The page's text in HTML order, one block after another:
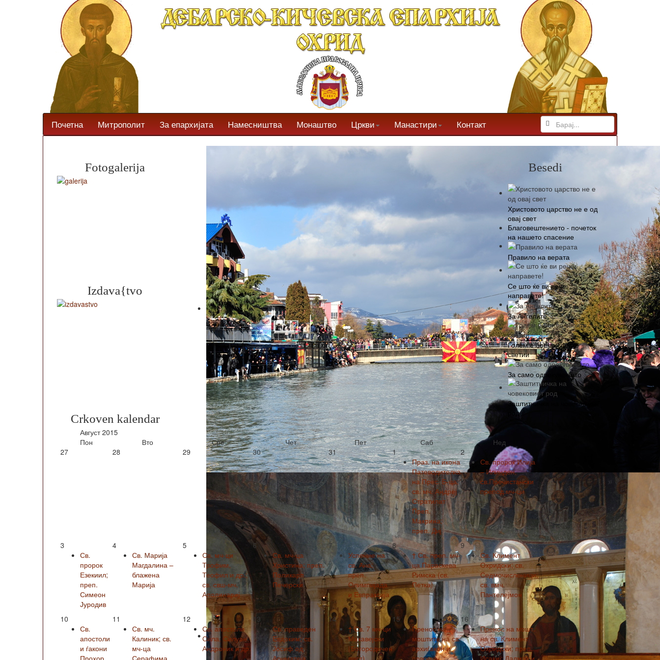
Почетна Митрополит За епархијата Намесништва Монаштво Цркви Манастири Контакт
Fotogalerija
Izdava{tvo
Crkoven kalendar
Август 2015
Пон
Вто Сре Чет Пет Саб
Нед
27
28 29 30 31
1
Праз. на икона
Патеводителка
на Прес. Б-ца;
св. мч. Андреј
Стратилат
Преп.
Макрина;
преп. Диј
2
Св. пророк Илија
– Илинден,
св.Пречистански
препод.мч-ци
3
Св.
пророк
Езекиил;
преп.
Симеон
Јуродив
4
Св. Марија
Магдалина –
блажена
Марија
5
Св. мч-ци
Трофим,
Теофил и др.;
св. свш-мч.
Аполинариј
6
Св. мч-ца
Христина; преп.
Поликарп
Печерски
7
Успение на
св. Ана;
преп.
Олимпијада
и Евпраксија
8
† Св. преп. мч-
ца Параскева
Римска (св.
Петка)
9
Св. Климент
Охридски; св.
Седмочисленици;
св. вмч.
Пантелејмон
10
Св.
апостоли
и ѓакони
Прохор,
11
Св. мч.
Калиник; св.
мч-ца
Серафима
12
Св. апостоли
Сила, Силуан,
Андроник и др.
13
Св. праведен
Евдоким; св.
Јосиф од
Ариматеја
14
† Св. 7 мч-ци
Макавејски
(Богородичен
пост)
15
Пренос на
моштите на св.
архиѓакон и
првомач.
16
Пренос на мошт.
на св. Климент
Охридски; преп.
Исакиј; Далмат и
Besedi
Христовото царство не е од
овај свет
Благовештението - почеток
на нашето спасение
Правило на верата
Се што ќе ви рече,
направете!
За Ангелите
Голем е бог во своите
светии
За само одрекувањето
Заштитничка на човековиот
род